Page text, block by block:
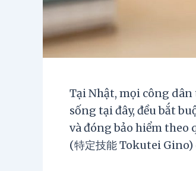
Tại Nhật, mọi công
sống tại đây, đều bắt
và đóng bảo hiểm theo
(特定技能 Tokutei